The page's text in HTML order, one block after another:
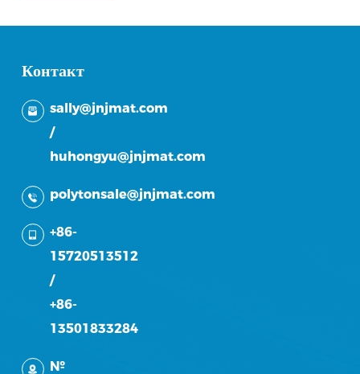
Контакт
sally@jnjmat.com
/
huhongyu@jnjmat.com
polytonsale@jnjmat.com
+86-
15720513512
/
+86-
13501833284
№